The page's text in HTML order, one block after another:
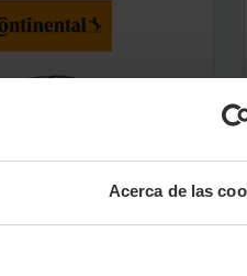
Acerca de las
ECOCONTACT EP